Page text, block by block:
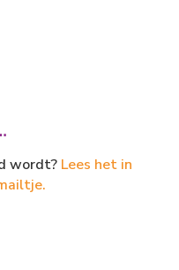
wordt? Lees het in